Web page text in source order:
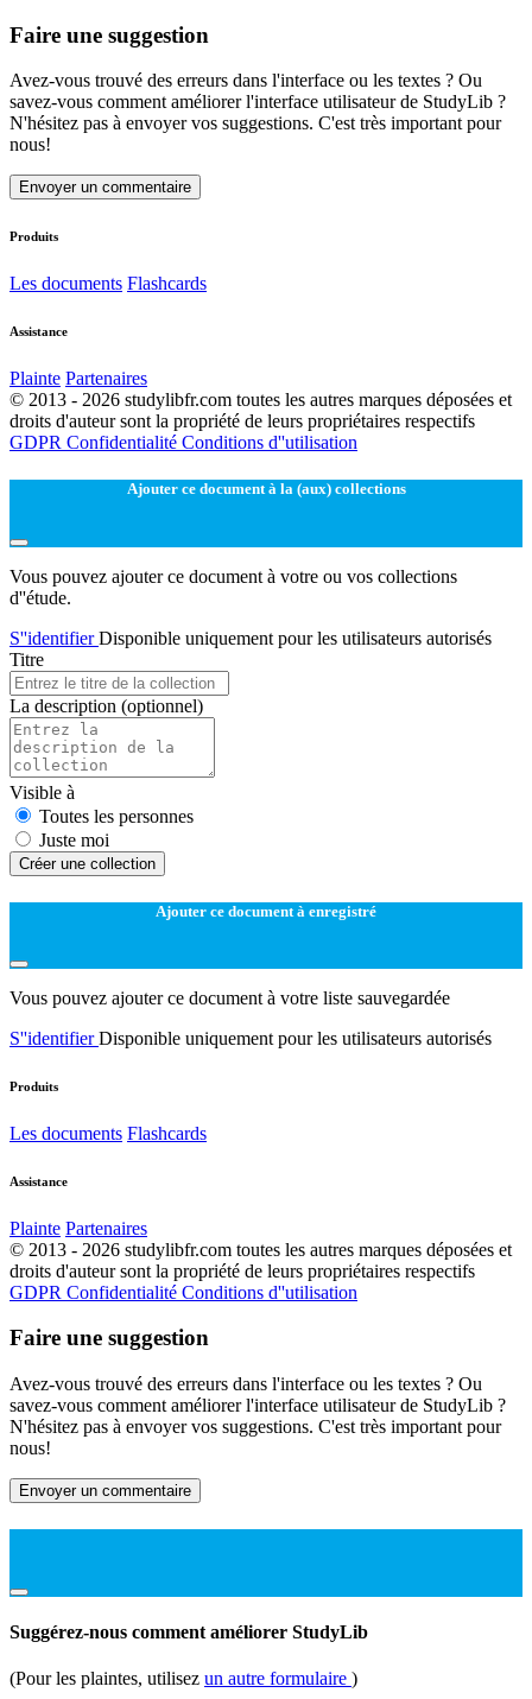
Faire une suggestion
Avez-vous trouvé des erreurs dans l'interface ou les textes ? Ou
savez-vous comment améliorer l'interface utilisateur de StudyLib ?
N'hésitez pas à envoyer vos suggestions. C'est très important pour
nous!
Envoyer un commentaire
Produits
Les documents Flashcards
Assistance
Plainte Partenaires
© 2013 - 2026 studylibfr.com toutes les autres marques déposées et
droits d'auteur sont la propriété de leurs propriétaires respectifs
GDPR Confidentialité Conditions d''utilisation
Ajouter ce document à la (aux) collections
Vous pouvez ajouter ce document à votre ou vos collections
d''étude.
S''identifierDisponible uniquement pour les utilisateurs autorisés
Titre
La description (optionnel)
Visible à
Toutes les personnes
Juste moi
Créer une collection
Ajouter ce document à enregistré
Vous pouvez ajouter ce document à votre liste sauvegardée
S''identifierDisponible uniquement pour les utilisateurs autorisés
Produits
Les documents Flashcards
Assistance
Plainte Partenaires
© 2013 - 2026 studylibfr.com toutes les autres marques déposées et
droits d'auteur sont la propriété de leurs propriétaires respectifs
GDPR Confidentialité Conditions d''utilisation
Faire une suggestion
Avez-vous trouvé des erreurs dans l'interface ou les textes ? Ou
savez-vous comment améliorer l'interface utilisateur de StudyLib ?
N'hésitez pas à envoyer vos suggestions. C'est très important pour
nous!
Envoyer un commentaire
Suggérez-nous comment améliorer StudyLib
(Pour les plaintes, utilisez un autre formulaire )